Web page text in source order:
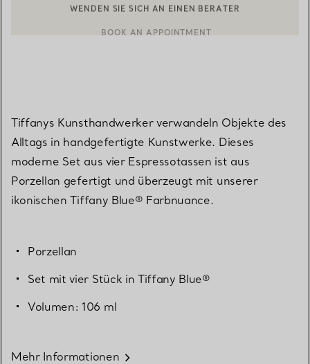
Tiffanys Kunsthandwerker verwandeln Objekte des
Alltags in handgefertigte Kunstwerke. Dieses
moderne Set aus vier Espressotassen ist aus
Porzellan gefertigt und überzeugt mit unserer
ikonischen Tiffany Blue® Farbnuance.
Porzellan
Set mit vier Stück in Tiffany Blue®
Volumen: 106 ml
Mehr Informationen